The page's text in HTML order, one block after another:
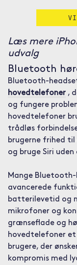
Læs mere
udvalg
Bluetooth
Bluetooth-
hovedtelefoner,
og fungere
hovedtelefoner
trådløs
brugerne frihed
og bruge Siri
Mange
avancerede
batterilevetid og
mikrofoner og
grænseflade og
hovedtelefoner
brugere, der
kompromis med